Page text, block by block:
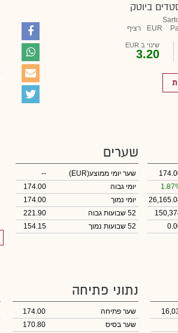
ביוטק
EUR רציף
שינוי ב EUR
3.20
שערים
שער יומי ממוצע(EUR)
--
יומי גבוה
174.00
יומי נמוך
174.00
52 שבועות גבוה
221.90
52 שבועות נמוך
154.15
נתוני פתיחה
שער פתיחה
174.00
שער בסיס
170.80